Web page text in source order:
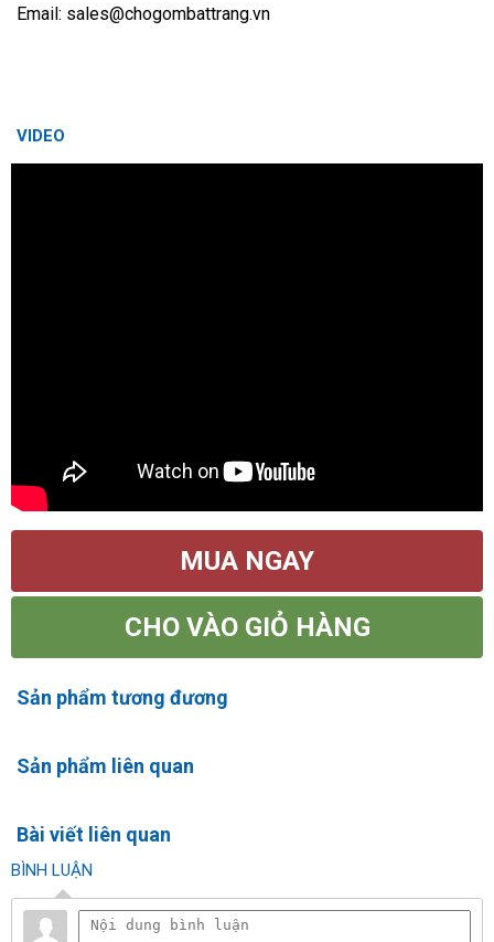
Email: sales@chogombattrang.vn
VIDEO
MUA NGAY
CHO VÀO GIỎ HÀNG
Sản phẩm tương đương
Sản phẩm liên quan
Bài viết liên quan
BÌNH LUẬN